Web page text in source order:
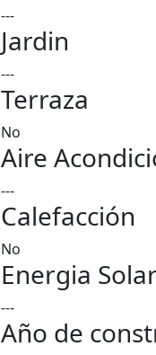
---
Jardin
---
Terraza
No
Aire
---
Calefacción
No
Energia Solar
---
Año de